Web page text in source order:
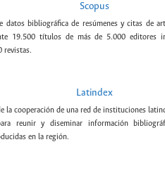
Scopus
datos bibliográfica de resúmenes y citas de
19.500 títulos de más de 5.000 editores
revistas.
Latindex
la cooperación de una red de instituciones
reunir y diseminar información
en la región.